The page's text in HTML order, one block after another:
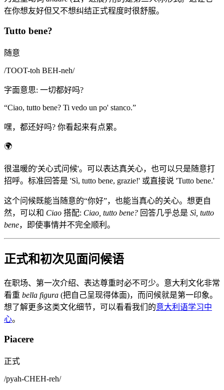
在你想友好但又不想纠结正式程度时很舒服。
Tutto bene?
随意
/TOOT-toh BEH-neh/
字面意思: 一切都好吗?
“Ciao, tutto bene? Ti vedo un po' stanco.”
嘿，都还好吗? 你看起来有点累。
🌍
很温暖的'关心式问候'。可以表达真关心，也可以只是随意打
招呼。标准回答是 'Sì, tutto bene, grazie!' 或直接说 'Tutto bene.'
这个问候既能当随意的“你好”，也能当真心的关心。想更自
然，可以和 Ciao 搭配: Ciao, tutto bene? 回答几乎总是 Sì, tutto
bene，即使事情并不完全顺利。
正式和初次见面问候语
在职场、第一次介绍、表达尊重时必不可少。意大利文化非常
看重 bella figura (把自己呈现得体面)，而问候就是第一印象。
想了解更多这类文化细节，可以看看我们的意大利语学习中
心。
Piacere
正式
/pyah-CHEH-reh/